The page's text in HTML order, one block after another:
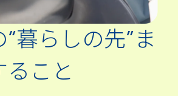
暮らしの先”ま
こと